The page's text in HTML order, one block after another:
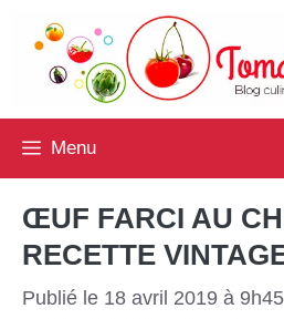
contenu
Menu
ŒUF FARCI AU
RECETTE
Publié le 18 avril 2019 à 9h45